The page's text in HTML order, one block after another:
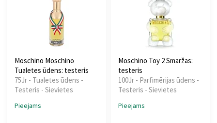
Moschino Moschino
Tualetes ūdens: testeris
75Jr - Tualetes ūdens -
Testeris - Sievietes
Pieejams
Moschino Toy 2 Smaržas:
testeris
100Jr - Parfimērijas ūdens -
Testeris - Sievietes
Pieejams